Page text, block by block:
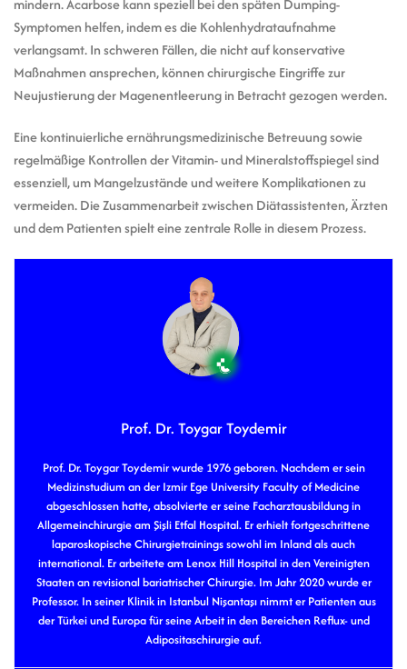
mindern. Acarbose kann speziell bei den späten Dumping-
Symptomen helfen, indem es die Kohlenhydrataufnahme
verlangsamt. In schweren Fällen, die nicht auf konservative
Maßnahmen ansprechen, können chirurgische Eingriffe zur
Neujustierung der Magenentleerung in Betracht gezogen werden.
Eine kontinuierliche ernährungsmedizinische Betreuung sowie
regelmäßige Kontrollen der Vitamin- und Mineralstoffspiegel sind
essenziell, um Mangelzustände und weitere Komplikationen zu
vermeiden. Die Zusammenarbeit zwischen Diätassistenten, Ärzten
und dem Patienten spielt eine zentrale Rolle in diesem Prozess.
Prof. Dr. Toygar Toydemir
Prof. Dr. Toygar Toydemir wurde 1976 geboren. Nachdem er sein
Medizinstudium an der Izmir Ege University Faculty of Medicine
abgeschlossen hatte, absolvierte er seine Facharztausbildung in
Allgemeinchirurgie am Şişli Etfal Hospital. Er erhielt fortgeschrittene
laparoskopische Chirurgietrainings sowohl im Inland als auch
international. Er arbeitete am Lenox Hill Hospital in den Vereinigten
Staaten an revisional bariatrischer Chirurgie. Im Jahr 2020 wurde er
Professor. In seiner Klinik in Istanbul Nişantaşı nimmt er Patienten aus
der Türkei und Europa für seine Arbeit in den Bereichen Reflux- und
Adipositaschirurgie auf.